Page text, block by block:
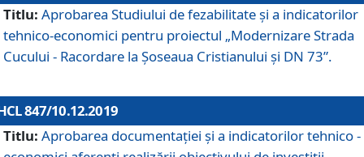
Titlu: Aprobarea Studiului de fezabilitate şi a indicatorilor
tehnico-economici pentru proiectul „Modernizare Strada
Cucului - Racordare la Șoseaua Cristianului și DN 73”.
847/10.12.2019
Titlu: Aprobarea documentației și a indicatorilor tehnico -